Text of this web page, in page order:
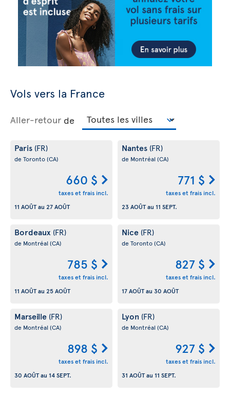
Vols vers la France
Aller-retour de
Paris (FR)
de Toronto(CA)
660 $
taxes et frais incl.
11 AOÛTau 27 AOÛT
Nantes (FR)
de Montréal (CA)
771 $
taxes et frais incl.
23 AOÛTau 11 SEPT.
Bordeaux (FR)
de Montréal (CA)
785 $
taxes et frais incl.
11 AOÛTau 25 AOÛT
Nice (FR)
de Toronto(CA)
827 $
taxes et frais incl.
17 AOÛTau 30 AOÛT
Marseille (FR)
de Montréal (CA)
898 $
taxes et frais incl.
30 AOÛTau 14 SEPT.
Lyon (FR)
de Montréal (CA)
927 $
taxes et frais incl.
31 AOÛTau 11 SEPT.